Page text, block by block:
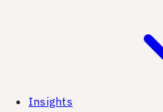
Insights